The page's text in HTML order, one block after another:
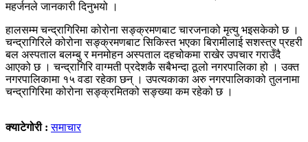
महर्जनले जानकारी दिनुभयो ।
हालसम्म चन्द्रागिरिमा कोरोना सङ्क्रमणबाट चारजनाको मृत्यु भइसकेको छ ।
चन्द्रागिरिले कोरोना सङ्क्रमणबाट सिकिस्त भएका बिरामीलाई सशस्त्र प्रहरी
बल अस्पताल बलम्बु र मनमोहन अस्पताल दहचोकमा राखेर उपचार गराउँदै
आएको छ । चन्द्रागिरि वाग्मती प्रदेशकै सबैभन्दा ठूलो नगरपालिका हो । उक्त
नगरपालिकामा १५ वडा रहेका छन् । उपत्यकाका अरु नगरपालिकाको तुलनामा
चन्द्रागिरिमा कोरोना सङ्क्रमितको सङ्ख्या कम रहेको छ ।
क्याटेगोरी :समाचार